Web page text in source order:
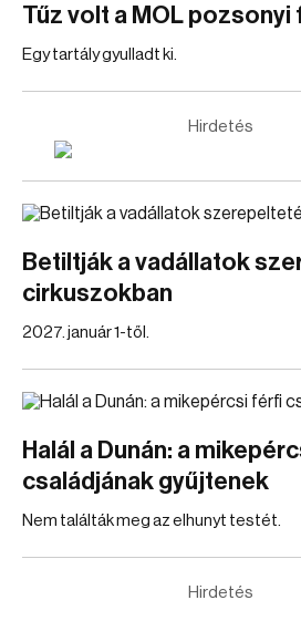
Tűz volt a MOL
Egy tartály gyulladt ki.
Hirdetés
Betiltják a vadállatok
cirkuszokban
2027. január 1-től.
Halál a Dunán: a
családjának gyűjtenek
Nem találták meg az elhunyt testét.
Hirdetés